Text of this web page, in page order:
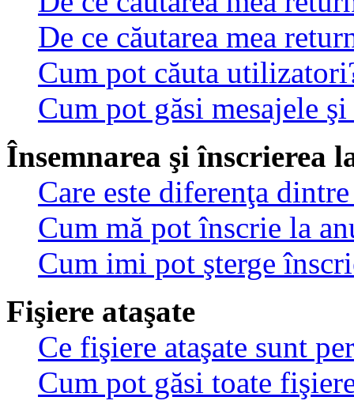
De ce căutarea mea
Cum pot căuta
Cum pot găsi mesajele
Însemnarea şi înscrierea
Care este diferenţa
Cum mă pot înscrie la
Cum imi pot şterge
Fişiere ataşate
Ce fişiere ataşate sunt
Cum pot găsi toate